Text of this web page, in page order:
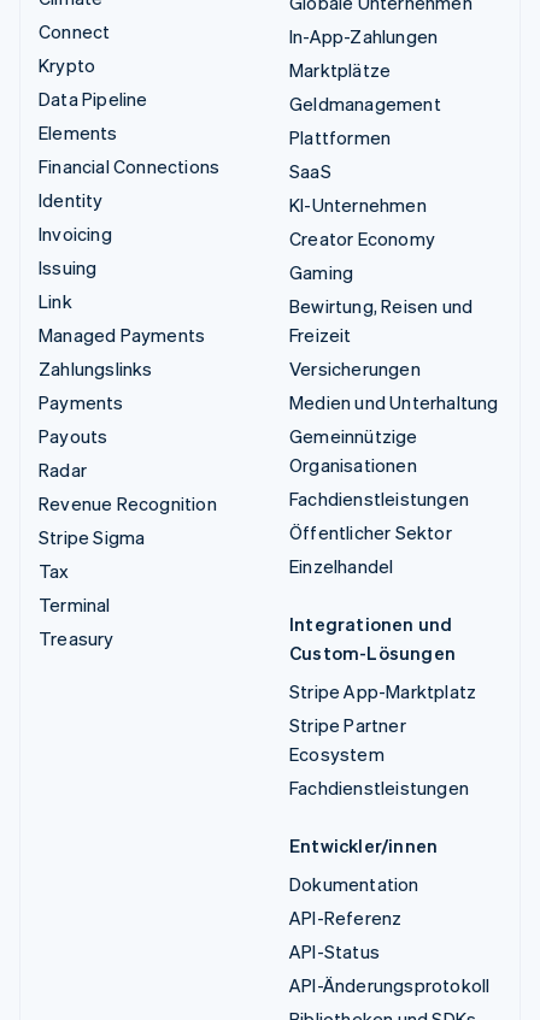
Connect
Krypto
Data Pipeline
Elements
Financial Connections
Identity
Invoicing
Issuing
Link
Managed Payments
Zahlungslinks
Payments
Payouts
Radar
Revenue Recognition
Stripe Sigma
Tax
Terminal
Treasury
In-App-Zahlungen
Marktplätze
Geldmanagement
Plattformen
SaaS
KI-Unternehmen
Creator Economy
Gaming
Bewirtung, Reisen und
Freizeit
Versicherungen
Medien und Unterhaltung
Gemeinnützige
Organisationen
Fachdienstleistungen
Öffentlicher Sektor
Einzelhandel
Integrationen und
Custom-Lösungen
Stripe App-Marktplatz
Stripe Partner
Ecosystem
Fachdienstleistungen
Entwickler/innen
Dokumentation
API-Referenz
API-Status
API-Änderungsprotokoll